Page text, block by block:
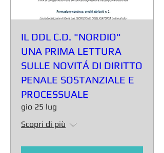
IL DDL C.D. "NORDIO"
UNA PRIMA LETTURA
SULLE NOVITÁ DI DIRITTO
PENALE SOSTANZIALE E
gio 25 lug